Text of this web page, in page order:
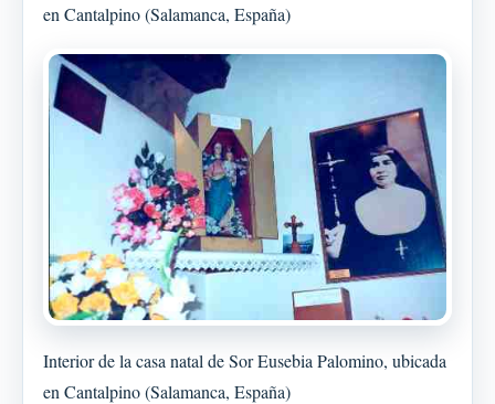
en Cantalpino (Salamanca, España)
Interior de la casa natal de Sor Eusebia Palomino, ubicada
en Cantalpino (Salamanca, España)